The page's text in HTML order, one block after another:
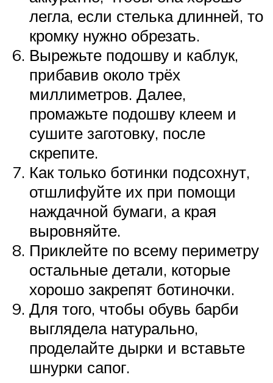
легла, если стелька длинней, то
кромку нужно обрезать.
Вырежьте подошву и каблук,
прибавив около трёх
миллиметров. Далее,
промажьте подошву клеем и
сушите заготовку, после
скрепите.
Как только ботинки подсохнут,
отшлифуйте их при помощи
наждачной бумаги, а края
выровняйте.
Приклейте по всему периметру
остальные детали, которые
хорошо закрепят ботиночки.
Для того, чтобы обувь барби
выглядела натурально,
проделайте дырки и вставьте
шнурки сапог.